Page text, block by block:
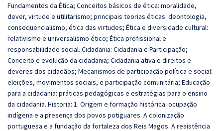
Fundamentos da Ética; Conceitos básicos de ética: moralidade,
dever, virtude e utilitarismo; principais teorias éticas: deontologia,
consequencialismo, ética das virtudes; Ética e diversidade cultural:
relativismo e universalismo ético; Ética profissional e
responsabilidade social. Cidadania: Cidadania e Participação;
Conceito e evolução da cidadania; Cidadania ativa e direitos e
deveres dos cidadãos; Mecanismos de participação política e social:
eleições, movimentos sociais, e participação comunitária; Educação
para a cidadania: práticas pedagógicas e estratégias para o ensino
da cidadania. Historia: 1. Origem e formação histórica: ocupação
indígena e a presença dos povos potiguares. A colonização
portuguesa e a fundação da fortaleza dos Reis Magos. A resistência